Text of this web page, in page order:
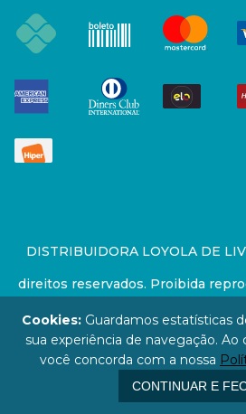
DISTRIBUIDORA LOYOLA DE
direitos reservados. Proibida
Preços e estoque sujeito a
67.946.814/0001-94 - LOJA -
Paulo / SP - CEP:
Cookies: Guardamos estatísticas
sua experiência de navegação.
você concorda com a nossa
CONTINUAR E